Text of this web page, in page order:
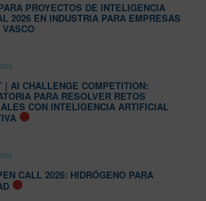
PROYECTOS DE INTELIGENCIA
2026 EN INDUSTRIA PARA EMPRESAS
| AI CHALLENGE COMPETITION:
PARA RESOLVER RETOS
CON INTELIGENCIA ARTIFICIAL
CALL 2026: HIDRÓGENO PARA